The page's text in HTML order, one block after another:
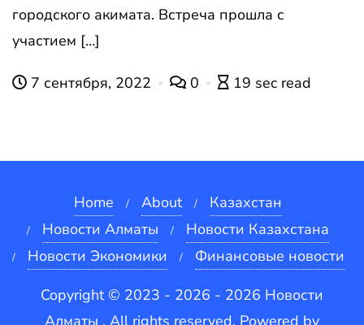
городского акимата. Встреча прошла с
участием […]
7 сентября, 2022 0 19 sec read
Home About
Казахстан
Новости Алматы
Новости Казахстана
Новости Экономики
Финансовые новости
Copyright © 2023 - 2026 - 2026 Новости
Алматы . All rights reserved. Powered by